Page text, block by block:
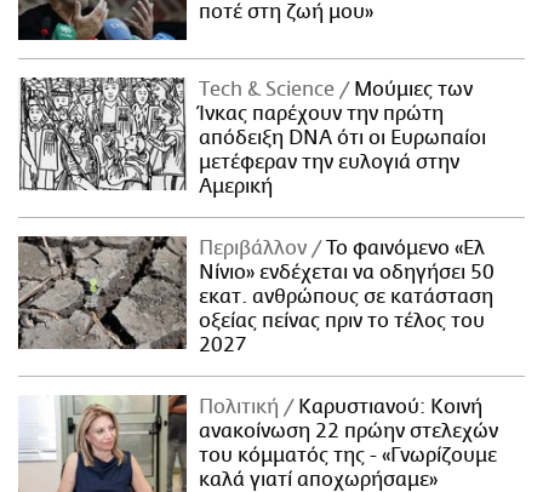
ποτέ στη ζωή μου»
Τech & Science
Μούμιες των
Ίνκας παρέχουν την πρώτη
απόδειξη DNA ότι οι Ευρωπαίοι
μετέφεραν την ευλογιά στην
Αμερική
Περιβάλλον
Το φαινόμενο «Ελ
Νίνιο» ενδέχεται να οδηγήσει 50
εκατ. ανθρώπους σε κατάσταση
οξείας πείνας πριν το τέλος του
2027
Πολιτική
Καρυστιανού: Κοινή
ανακοίνωση 22 πρώην στελεχών
του κόμματός της - «Γνωρίζουμε
καλά γιατί αποχωρήσαμε»